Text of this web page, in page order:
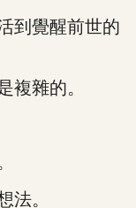
覺醒前世的
雜的。
。